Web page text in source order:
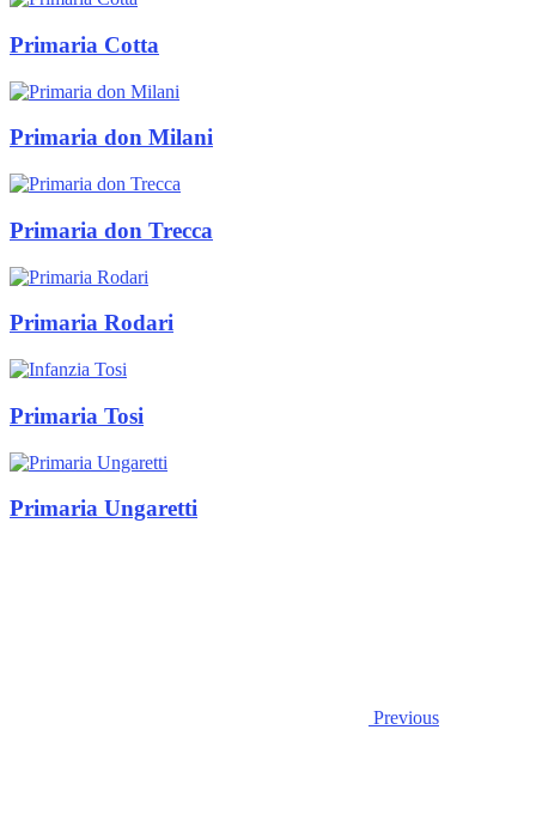
Primaria Cotta
Primaria don Milani
Primaria don Trecca
Primaria Rodari
Primaria Tosi
Primaria Ungaretti
Previous